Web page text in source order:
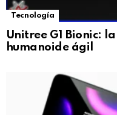
Tecnología
Unitree G1 Bionic:
humanoide ágil